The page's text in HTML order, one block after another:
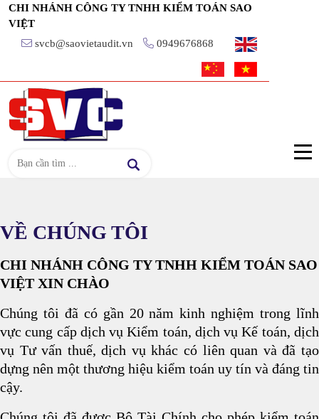
CHI NHÁNH CÔNG TY TNHH KIỂM TOÁN SAO
VIỆT
svcb@saovietaudit.vn
0949676868
VỀ CHÚNG TÔI
CHI NHÁNH CÔNG TY TNHH KIỂM TOÁN SAO
VIỆT XIN CHÀO
Chúng tôi đã có gần 20 năm kinh nghiệm trong lĩnh
vực cung cấp dịch vụ Kiểm toán, dịch vụ Kế toán, dịch
vụ Tư vấn thuế, dịch vụ khác có liên quan và đã tạo
dựng nên một thương hiệu kiểm toán uy tín và đáng tin
cậy.